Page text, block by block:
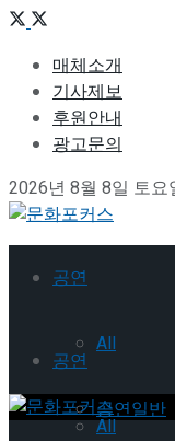
매체소개
기사제보
후원안내
광고문의
2026년 8월 8일 토요
공연
All
공연일반
공연
All